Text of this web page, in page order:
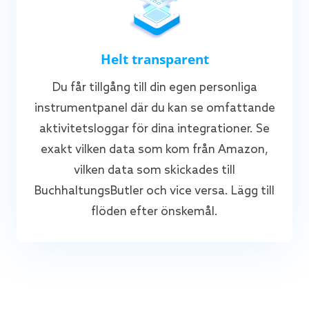
Helt transparent
Du får tillgång till din egen personliga
instrumentpanel där du kan se omfattande
aktivitetsloggar för dina integrationer. Se
exakt vilken data som kom från Amazon,
vilken data som skickades till
BuchhaltungsButler och vice versa. Lägg till
flöden efter önskemål.